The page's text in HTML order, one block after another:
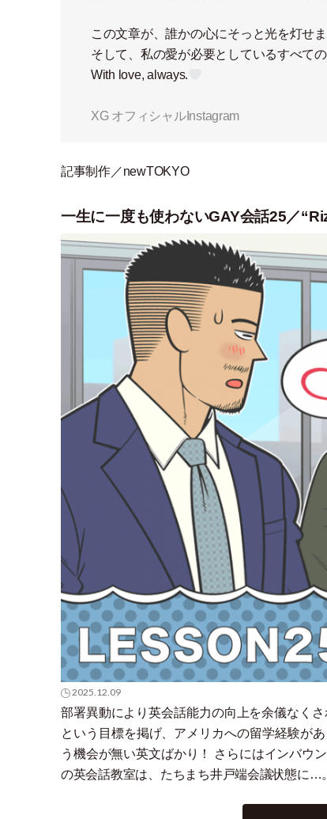
この文章が、誰かの心にそっと光を灯せま
そして、私の愛が必要としているすべて
With love, always.
XG オフィシャルInstagram
記事制作／newTOKYO
一生に一度も使わないGAY会話25／
2025.12.09
部署異動により英会話能力の向上を余儀なく
という目標を掲げ、アメリカへの留学経験が
う機会が無い英文ばかり！ さらにはインバウ
の英会話教室は、たちまち井戸端会議状態に